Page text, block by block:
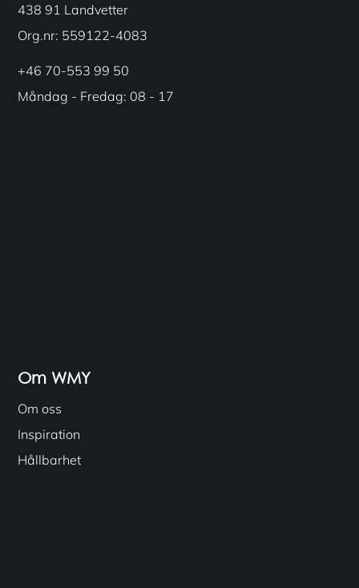
438 91 Landvetter
Org.nr: 559122-4083
+46 70-553 99 50
Måndag - Fredag: 08 - 17
Om WMY
Om oss
Inspiration
Hållbarhet